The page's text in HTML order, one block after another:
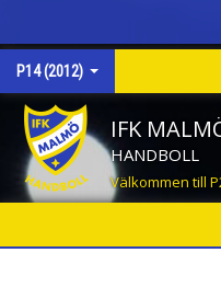
P14 (2012)
IFK
HANDBOLL
Välkommen till